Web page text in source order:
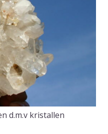
d.m.v kristallen